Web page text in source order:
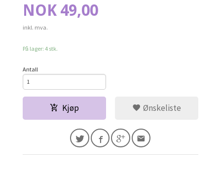
Pris
NOK 49,00
inkl. mva.
På lager: 4 stk.
Antall
Kjøp Ønskeliste